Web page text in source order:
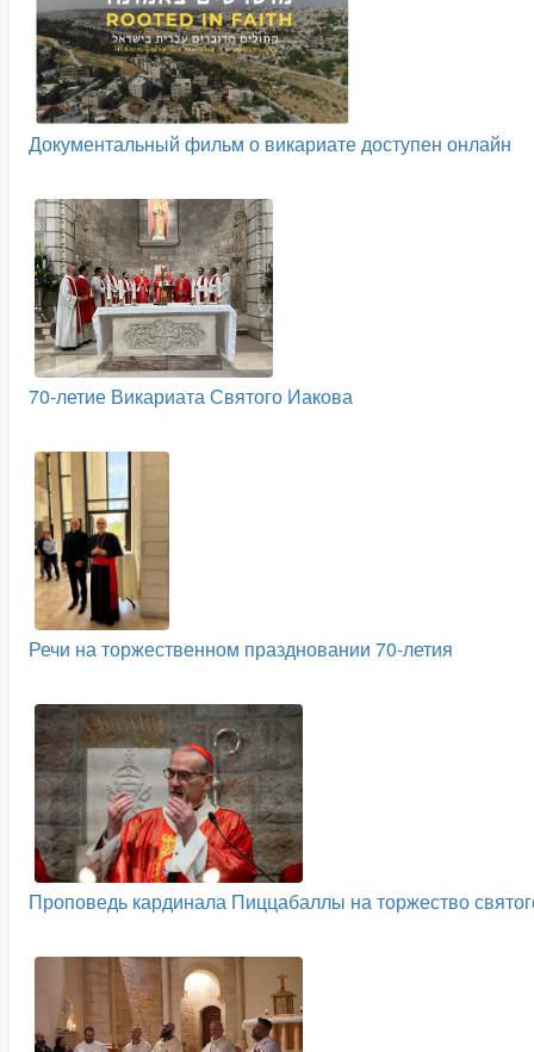
Документальный фильм о викариате доступен онлайн
70-летие Викариата Святого Иакова
Речи на торжественном праздновании 70-летия
Проповедь кардинала Пиццабаллы на торжество